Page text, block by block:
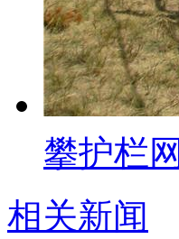
攀护栏网
相关新闻